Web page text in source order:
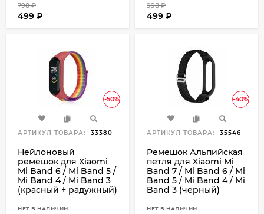
798₽
499 ₽
998₽
499 ₽
-50%
АРТИКУЛ ТОВАРА: 33380
Нейлоновый
ремешок для Xiaomi
Mi Band 6 / Mi Band 5 /
Mi Band 4 / Mi Band 3
(красный + радужный)
НЕТ В НАЛИЧИИ
-40%
АРТИКУЛ ТОВАРА: 35546
Ремешок Альпийская
петля для Xiaomi Mi
Band 7 / Mi Band 6 / Mi
Band 5 / Mi Band 4 / Mi
Band 3 (черный)
НЕТ В НАЛИЧИИ